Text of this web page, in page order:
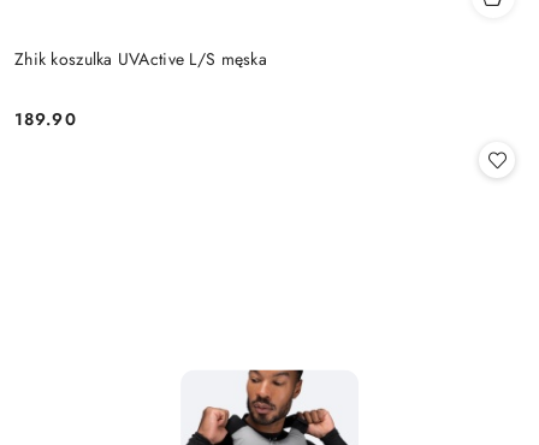
Zhik koszulka UVActive L/S męska
Cena:
189.90